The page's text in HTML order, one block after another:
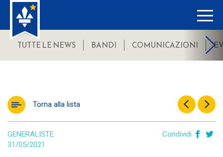
TUTTE LE NEWS BANDI COMUNICAZIONI
Torna alla lista
GENERALISTE
31/05/2021
Condividi